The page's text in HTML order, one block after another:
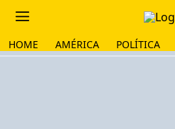
HOME AMÉRICA POLÍTICA